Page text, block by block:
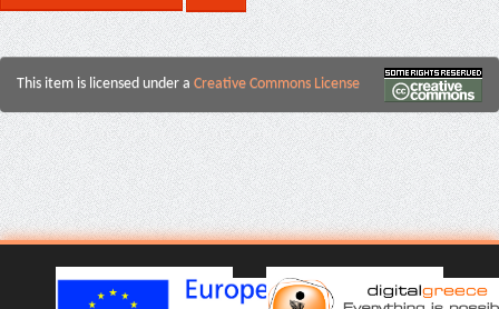
This item is licensed under a Creative Commons License